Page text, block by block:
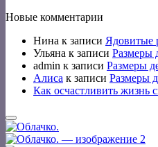
Новые комментарии
Нина к записи Ядовитые
Ульяна к записи Размеры
admin к записи Размеры
Алиса к записи Размеры
Как осчастливить жизнь